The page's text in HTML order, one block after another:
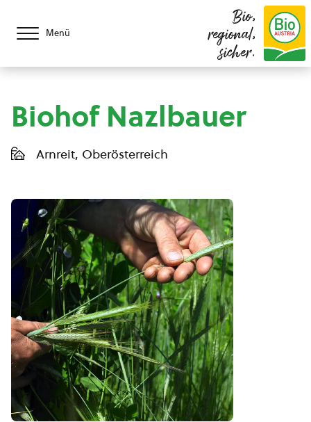
Menü
Bio,
regional,
sicher.
Biohof Nazlbauer
Arnreit, Oberösterreich